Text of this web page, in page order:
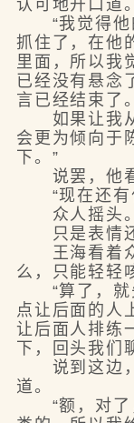
认可地开口道。
“我觉得他
抓住了，在他
里面，所以我
已经没有悬念
言已经结束了。
如果让我从
会更为倾向于
下。”
说罢，他看
“现在还有
众人摇头。
只是表情还
王海看着众
么，只能轻轻
“算了，就
点让后面的人
让后面人排练
下，回头我们
说到这边，
道。
“额，对了